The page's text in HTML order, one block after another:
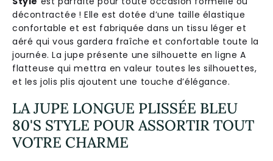
décontractée ! Elle est dotée d’une taille élastique
confortable et est fabriquée dans un tissu léger et
aéré qui vous gardera fraîche et confortable toute la
journée. La jupe présente une silhouette en ligne A
flatteuse qui mettra en valeur toutes les silhouettes,
et les jolis plis ajoutent une touche d’élégance.
LA JUPE LONGUE PLISSÉE BLEU
80'S STYLE POUR ASSORTIR TOUT
VOTRE CHARME